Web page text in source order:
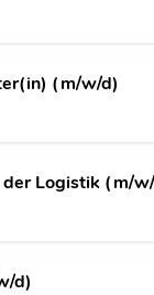
(m/w/d)
Logistik (m/
d)